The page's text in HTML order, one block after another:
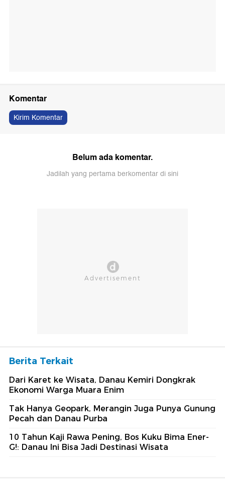
Komentar
Kirim Komentar
Belum ada komentar.
Jadilah yang pertama berkomentar di sini
Berita Terkait
Dari Karet ke Wisata, Danau Kemiri Dongkrak
Ekonomi Warga Muara Enim
Tak Hanya Geopark, Merangin Juga Punya Gunung
Pecah dan Danau Purba
10 Tahun Kaji Rawa Pening, Bos Kuku Bima Ener-
G!: Danau Ini Bisa Jadi Destinasi Wisata